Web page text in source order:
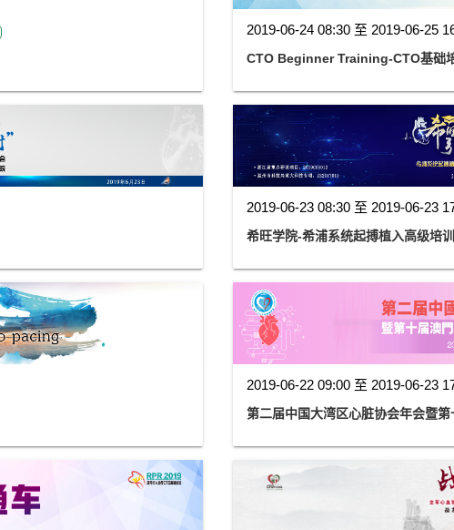
2019-06-24 08:30 至 2019-06-25
CTO Beginner Training-CTO基础
2019-06-23 08:30 至 2019-06-23
希旺学院-希浦系统起搏植入高级培训
2019-06-22 09:00 至 2019-06-23
第二届中国大湾区心脏协会年会暨